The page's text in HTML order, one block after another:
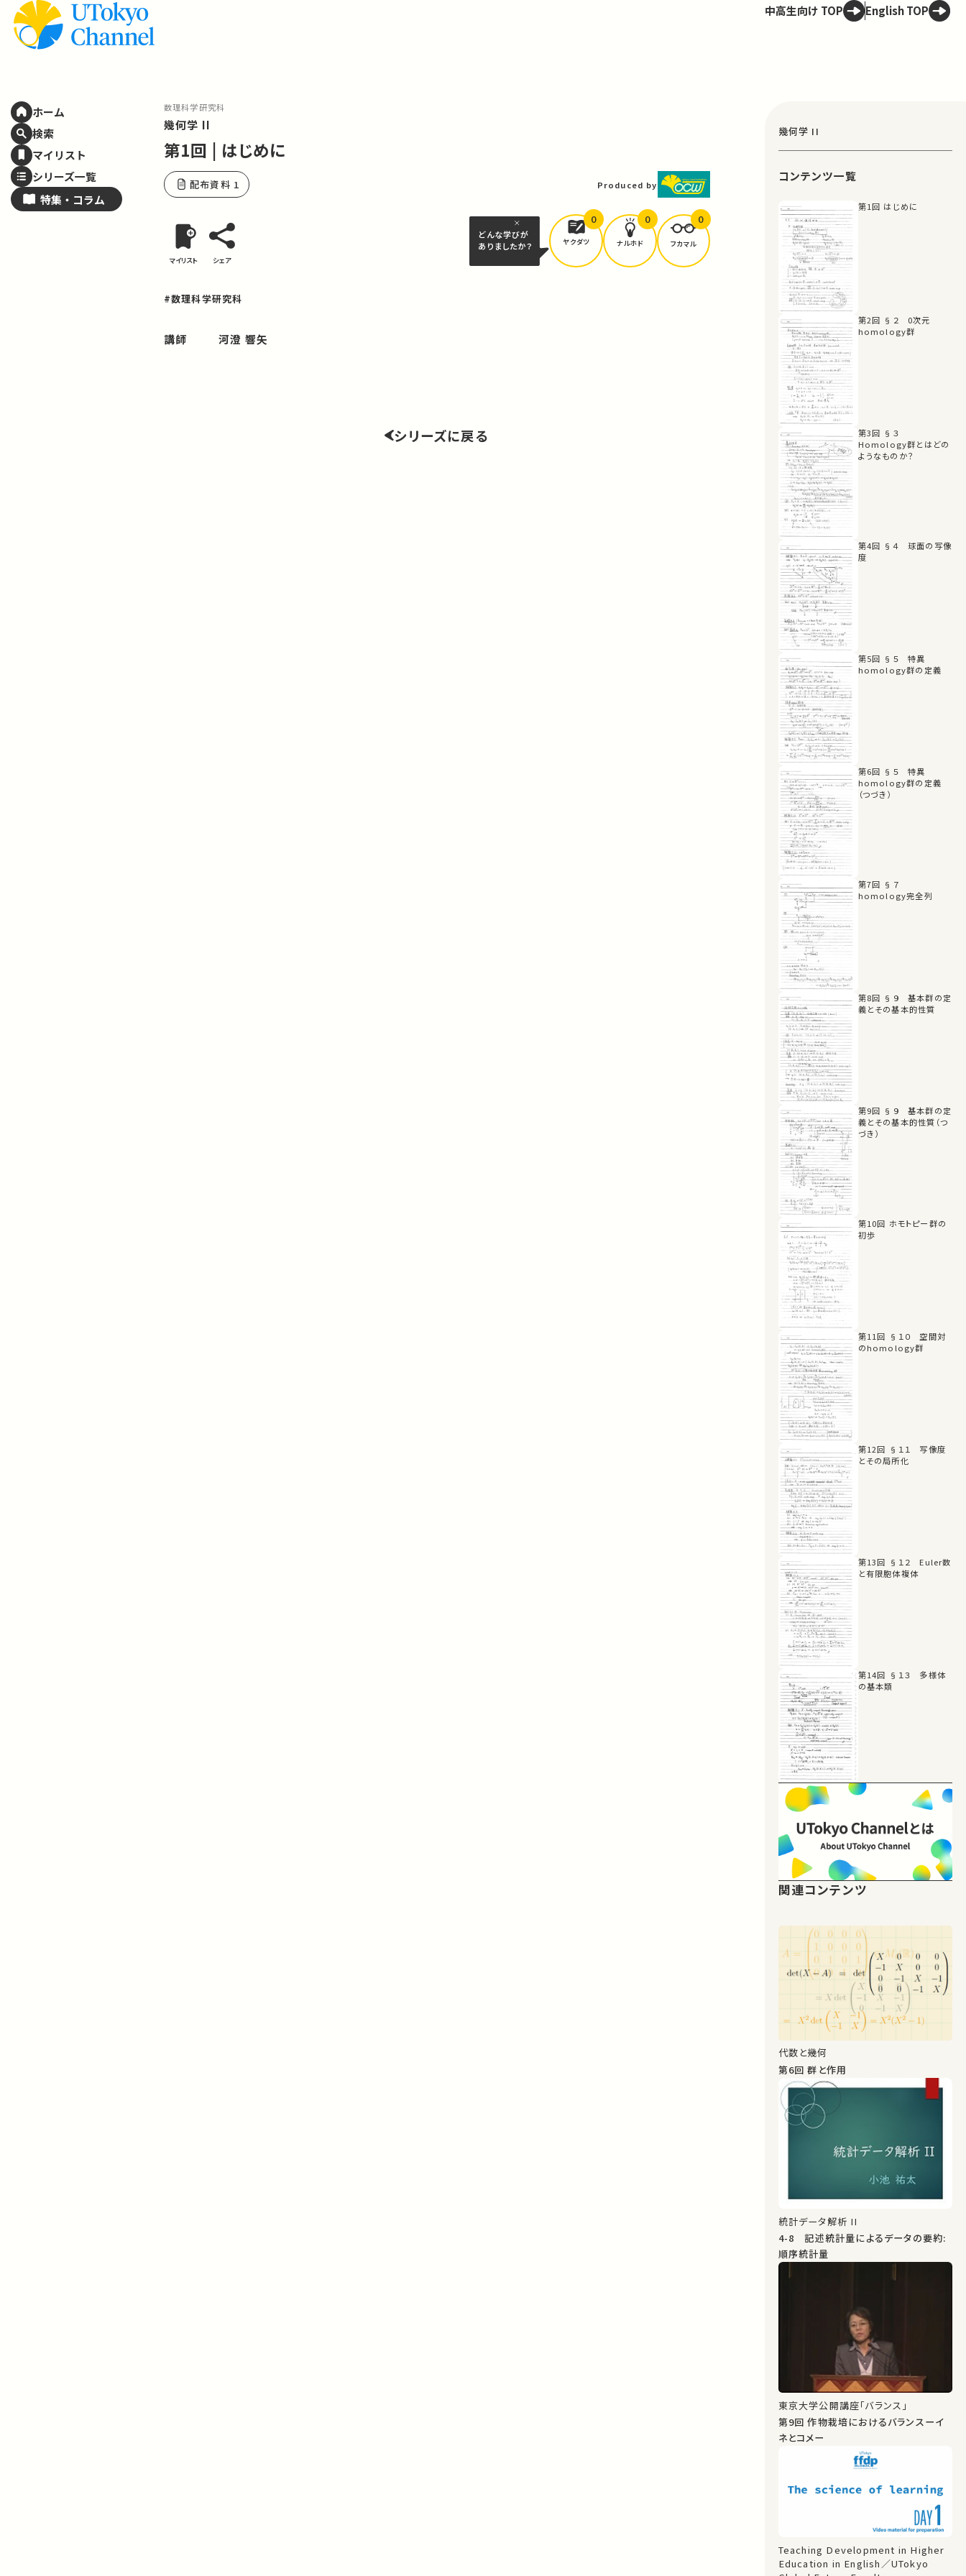
ホーム
検索
マイリスト
シリーズ一覧
特集・ コラム
中高生向け TOP English TOP
数理科学研究科
幾何学 II
第1回 | はじめに
配布資料 1 Produced by
マイリスト シェア
どんな学びが
ありましたか？
ヤクダツ
0
ナルホド
0
フカマル
0
#数理科学研究科
講師 河澄 響矢
シリーズに戻る
幾何学 II
コンテンツ一覧
第1回 はじめに
第2回 §２ 0次元
homology群
第3回 §３
Homology群とはどの
ようなものか？
第4回 §４ 球面の写像
度
第5回 §５ 特異
homology群の定義
第6回 §５ 特異
homology群の定義
（つづき）
第7回 §７
homology完全列
第8回 §９ 基本群の定
義とその基本的性質
第9回 §９ 基本群の定
義とその基本的性質（つ
づき）
第10回 ホモトピー群の
初歩
第11回 §１０ 空間対
のhomology群
第12回 §１１ 写像度
とその局所化
第13回 §１２ Euler数
と有限胞体複体
第14回 §１３ 多様体
の基本類
関連コンテンツ
代数と幾何
第6回 群と作用
統計データ解析 II
4-8 記述統計量によるデータの要約:
順序統計量
東京大学公開講座「バランス」
第9回 作物栽培におけるバランスーイ
ネとコメー
Teaching Development in Higher
Education in English／UTokyo